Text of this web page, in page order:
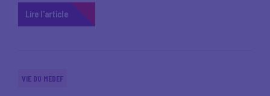
Lire l'article
VIE DU MEDEF